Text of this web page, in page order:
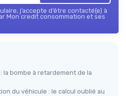
j’accepte d’être contacté(e) à
Mon credit consommation et ses
la bombe à retardement de la
du véhicule : le calcul oublié au